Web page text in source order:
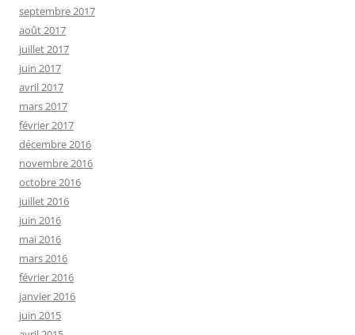
septembre 2017
août 2017
juillet 2017
juin 2017
avril 2017
mars 2017
février 2017
décembre 2016
novembre 2016
octobre 2016
juillet 2016
juin 2016
mai 2016
mars 2016
février 2016
janvier 2016
juin 2015